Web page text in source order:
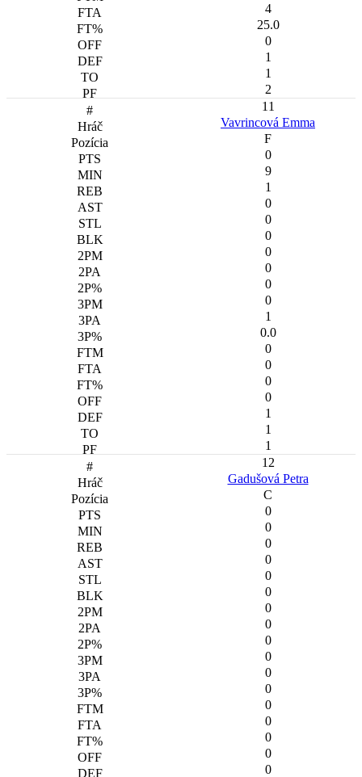
4
25.0
0
1
1
2
11
Vavrincová Emma
F
0
9
1
0
0
0
0
0
0
0
1
0.0
0
0
0
0
1
1
1
12
Gadušová Petra
C
0
0
0
0
0
0
0
0
0
0
0
0
0
0
0
0
0